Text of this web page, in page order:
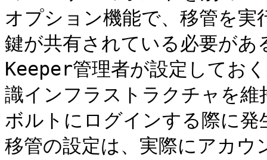
オプション機能で、移管を
鍵が共有されている必要が
Keeper管理者が設定してお
識インフラストラクチャを
ボルトにログインする際に
移管の設定は、実際にアカウ